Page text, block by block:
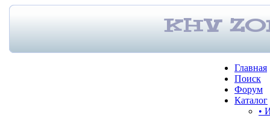
Главная
Поиск
Форум
Каталог
•